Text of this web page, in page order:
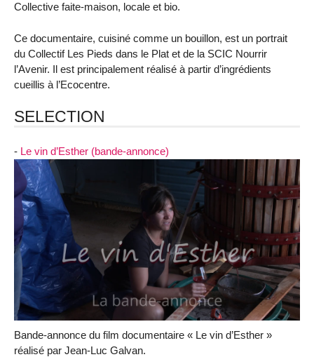
Collective faite-maison, locale et bio.
Ce documentaire, cuisiné comme un bouillon, est un portrait
du Collectif Les Pieds dans le Plat et de la SCIC Nourrir
l’Avenir. Il est principalement réalisé à partir d’ingrédients
cueillis à l’Ecocentre.
SELECTION
- Le vin d’Esther (bande-annonce)
Bande-annonce du film documentaire « Le vin d’Esther »
réalisé par Jean-Luc Galvan.